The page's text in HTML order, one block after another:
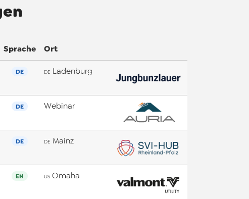
Sprache Ort
DE DE Ladenburg
DE Webinar
DE DE Mainz
EN US Omaha